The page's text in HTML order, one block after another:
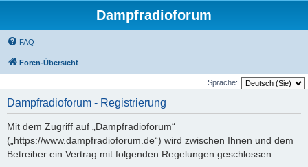
Dampfradioforum
FAQ
Foren-Übersicht
Sprache:
Dampfradioforum - Registrierung
Mit dem Zugriff auf „Dampfradioforum“
(„https://www.dampfradioforum.de“) wird zwischen Ihnen und dem
Betreiber ein Vertrag mit folgenden Regelungen geschlossen: